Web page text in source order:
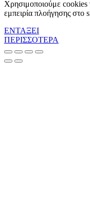
Χρησιμοποιούμε cookies
εμπειρία πλοήγησης στο
ΕΝΤΑΞΕΙ
ΠΕΡΙΣΣΟΤΕΡΑ